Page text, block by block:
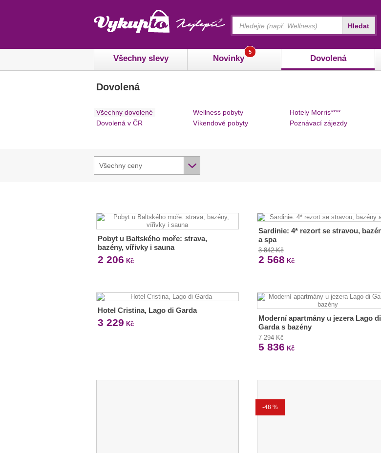
Všechny slevy Novinky
5
Dovolená
Hledat
Dovolená
Všechny dovolené
Dovolená v ČR
Wellness pobyty
Víkendové pobyty
Hotely Morris****
Poznávací zájezdy
Všechny ceny
Pobyt u Baltského moře: strava,
bazény, vířivky i sauna
2 206 Kč
Sardinie: 4* rezort se stravou,
a spa
3 842 Kč
2 568 Kč
Hotel Cristina, Lago di Garda
3 229 Kč
Moderní apartmány u jezera Lago di
Garda s bazény
7 294 Kč
5 836 Kč
-48 %